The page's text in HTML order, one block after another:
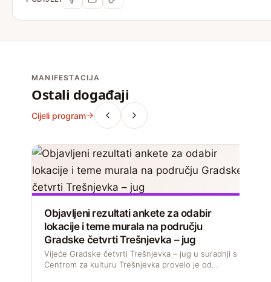
MANIFESTACIJA
Ostali događaji
Cijeli program
Objavljeni rezultati ankete za odabir
lokacije i teme murala na području
Gradske četvrti Trešnjevka – jug
Vijeće Gradske četvrti Trešnjevka – jug u suradnji s
Centrom za kulturu Trešnjevka provelo je od…